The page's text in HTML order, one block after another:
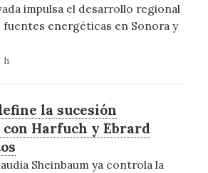
impulsa el desarrollo regional
fuentes energéticas en Sonora y
h
la sucesión
Harfuch y Ebrard
Sheinbaum ya controla la